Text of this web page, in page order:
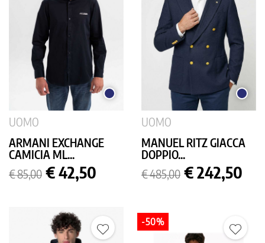
BLU
UOMO
ARMANI EXCHANGE
CAMICIA ML...
Prezzo
base
€ 85,00 Prezzo
€ 42,50
BLU
UOMO
MANUEL RITZ GIACCA
DOPPIO...
Prezzo
base
€ 485,00 Prezzo
€ 242,50
-50%